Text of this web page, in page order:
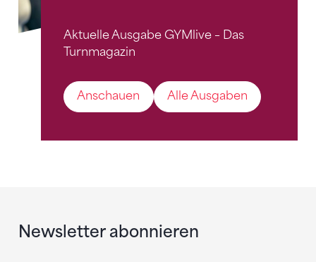
Aktuelle Ausgabe GYMlive – Das
Turnmagazin
Anschauen Alle Ausgaben
Newsletter abonnieren